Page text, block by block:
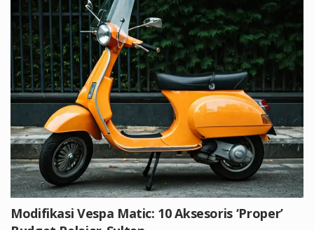
Modifikasi Vespa Matic: 10 Aksesoris ‘Proper’